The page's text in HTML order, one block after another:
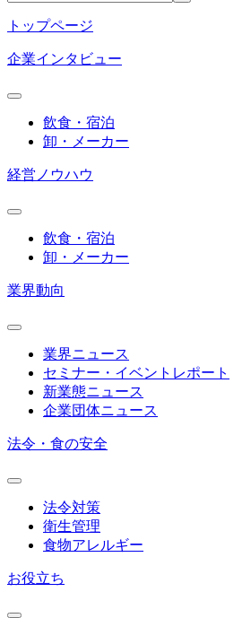
トップページ
企業インタビュー
飲食・宿泊
卸・メーカー
経営ノウハウ
飲食・宿泊
卸・メーカー
業界動向
業界ニュース
セミナー・イベントレポート
新業態ニュース
企業団体ニュース
法令・食の安全
法令対策
衛生管理
食物アレルギー
お役立ち